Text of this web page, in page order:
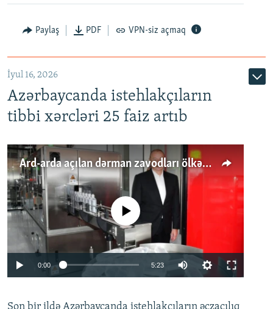
Paylaş PDF VPN-siz açmaq
İyul 16, 2026
Azərbaycanda istehlakçıların
tibbi xərcləri 25 faiz artıb
Ard-arda açılan dərman zavodları ölkənin tələbatını ödəyirmi?
No media source currently available
0:00 5:23
360p